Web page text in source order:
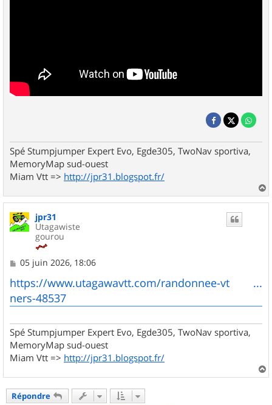
Spé Stumpjumper Expert Evo, Egde305, TwoNav sportiva,
MemoryMap sud-ouest
Miam Vtt => http://jpr31.blogspot.fr/
a
u
jpr31
Utagawiste
gourou
M
s
s
a
g
05 juin 2026, 18:06
https://www.utagawavtt.com/randonnee-vt ...
ners-48537
Spé Stumpjumper Expert Evo, Egde305, TwoNav sportiva,
MemoryMap sud-ouest
Miam Vtt => http://jpr31.blogspot.fr/
a
Répondre